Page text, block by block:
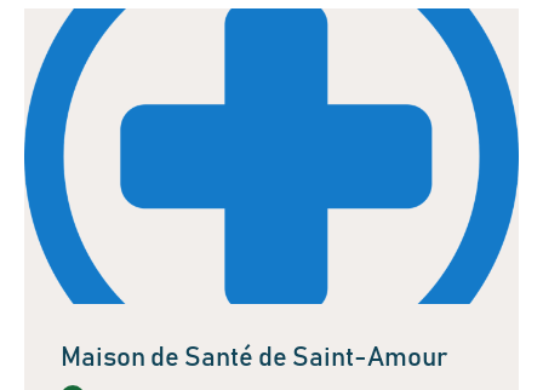
Maison de Santé de Saint-Amour